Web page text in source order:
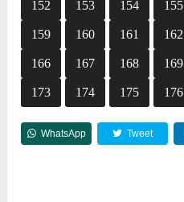
152 153 154 155
159 160 161 162
166 167 168 169
173 174 175 176
WhatsApp Tweet